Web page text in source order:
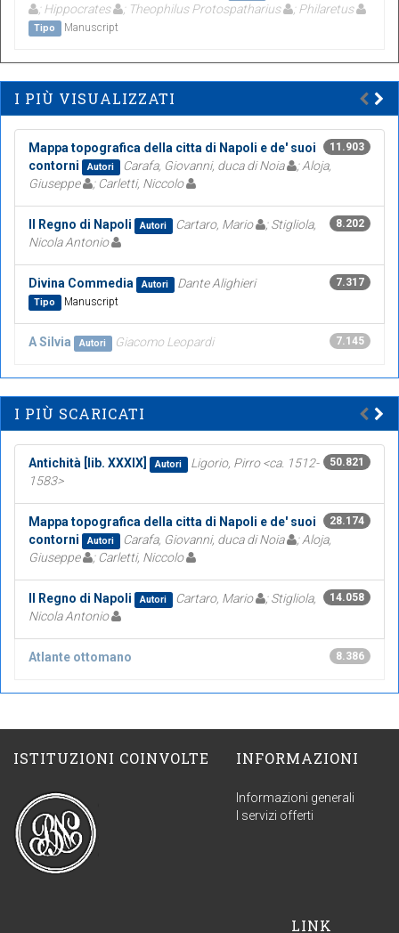
; Hippocrates
; Theophilus Protospatharius ; Philaretus
Tipo Manuscript
I PIÙ VISUALIZZATI
11.903
Mappa topografica della citta di Napoli e de' suoi
contorni
Autori Carafa, Giovanni, duca di Noia
; Aloja,
Giuseppe
; Carletti, Niccolo
8.202
Il Regno di Napoli Autori Cartaro, Mario
; Stigliola,
Nicola Antonio
7.317
Divina Commedia Autori Dante Alighieri
Tipo Manuscript
7.145
A Silvia Autori Giacomo Leopardi
I PIÙ SCARICATI
50.821
Antichità [lib. XXXIX] Autori
Ligorio, Pirro <ca. 1512-
1583>
28.174
Mappa topografica della citta di Napoli e de' suoi
contorni
Autori Carafa, Giovanni, duca di Noia
; Aloja,
Giuseppe
; Carletti, Niccolo
14.058
Il Regno di Napoli Autori Cartaro, Mario
; Stigliola,
Nicola Antonio
8.386
Atlante ottomano
ISTITUZIONI COINVOLTE INFORMAZIONI
Informazioni generali
I servizi offerti
LINK